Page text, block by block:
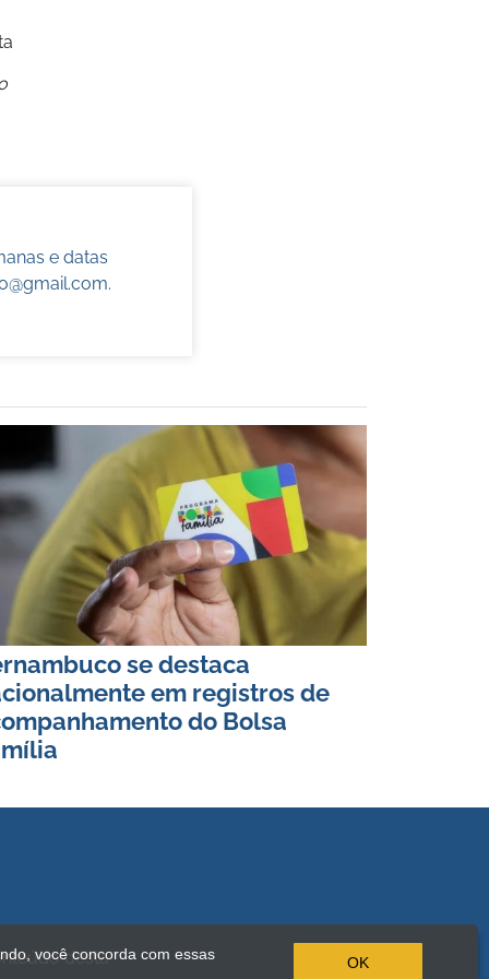
e datas
.
se destaca
em registros de
do Bolsa
desta
você concorda com essas
OK